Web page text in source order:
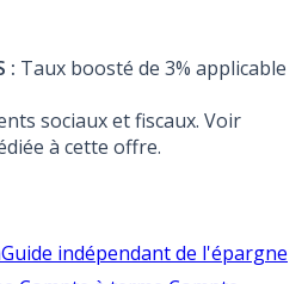
: Taux boosté de 3% applicable
sociaux et fiscaux. Voir
à cette offre.
Guide indépendant de l'épargne